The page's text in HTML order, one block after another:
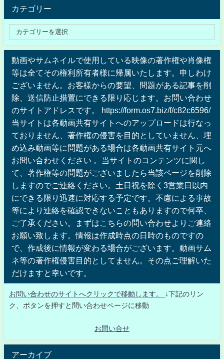
カテゴリー
動画やサムネイルで使用している映像の著作権や肖像権
等は全てその権利所有者様に帰属いたします。申しわけ
ございません。お客様からの要望、問題がある記事を削
除、送信防止措置にできる限り応じます。お問い合わせ
のサイトアドレスです。 https://form.os7.biz/f/c82c6596/
当サイトは各動画共有サイトへのアップロードは行なっ
ておりません、著作権の侵害を目的としていません、埋
め込み動画等に問題がある場合は各動画共有サイト元へ
お問い合わせください 。当サイトのコンテンツに関し
て、著作権等の問題がございましたら当該ページを削除
しますのでご連絡ください。土日祝を除く3営業日以内
にできる限り迅速に対応する予定です。不慮による事故
等により連絡を確認できないこともありますので何卒、
ご了承ください。まずはこちらの問い合わせよりご連絡
お願い致します。情報は作成時点の日時のものですの
で、作成後に情報が変わる場合がございます。動画サム
ネ等の著作権侵害目的としてません。その点ご理解いた
だけますと幸いです。
お問い合わせのサイトへクリックで移動します。
↓下記のリン
ク、ボタンを押すと問い合わせページに移動
お問い合せ
アーカイブ